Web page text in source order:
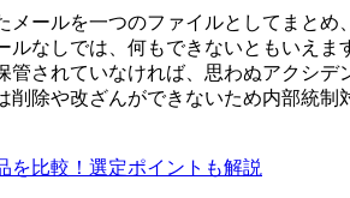
メールを一つのファイルとしてまと
ルなしでは、何もできないともいえ
されていなければ、思わぬアクシデ
除や改ざんができないため内部統制
を比較！選定ポイントも解説